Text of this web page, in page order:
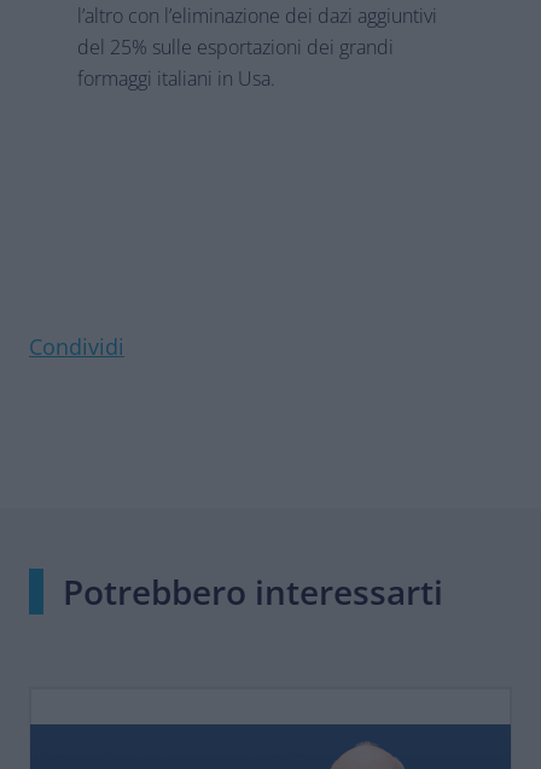
l’altro con l’eliminazione dei dazi aggiuntivi
del 25% sulle esportazioni dei grandi
formaggi italiani in Usa.
Condividi
Potrebbero interessarti